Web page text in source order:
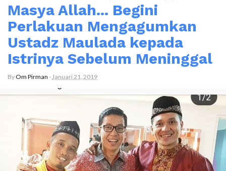
Masya Allah... Begini
Perlakuan Mengagumkan
Ustadz Maulada kepada
Istrinya Sebelum Meninggal
ByOm Pirman -Januari 21, 2019